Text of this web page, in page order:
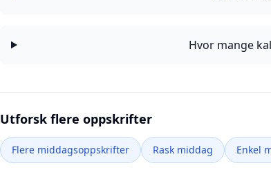
Hvor mange
Utforsk flere oppskrifter
Flere middagsoppskrifter Rask middag Enkel